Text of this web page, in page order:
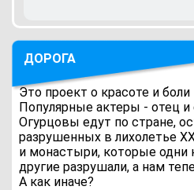
ДОРОГА
Это проект о красоте и
Популярные актеры - отец
Огурцовы едут по стране,
разрушенных в лихолетье
и монастыри, которые одни
другие разрушали, а нам
А как иначе?